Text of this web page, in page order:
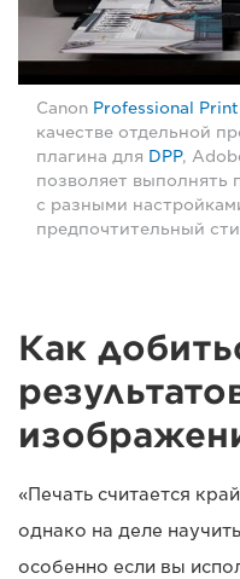
Canon Professional
качестве отдельной
плагина для DPP,
позволяет выполнять
с разными
предпочтительный
Как
«Печать считается
однако на деле
особенно если вы